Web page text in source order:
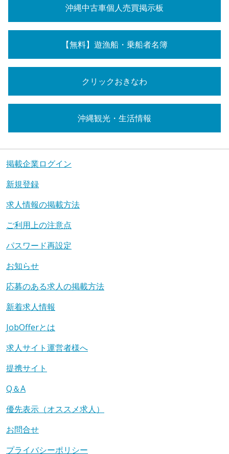
沖縄中古車個人売買掲示板
【無料】遊漁船・乗船者名簿
クリックおきなわ
沖縄観光・生活情報
掲載企業ログイン
新規登録
求人情報の掲載方法
ご利用上の注意点
パスワード再設定
お知らせ
応募のある求人の掲載方法
新着求人情報
JobOfferとは
求人サイト運営者様へ
提携サイト
Q＆A
優先表示（オススメ求人）
お問合せ
プライバシーポリシー